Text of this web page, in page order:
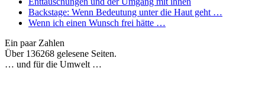
Backstage: Wenn Bedeutung unter die Haut geht …
Wenn ich einen Wunsch frei hätte …
Ein paar Zahlen
Über 136268 gelesene Seiten.
… und für die Umwelt …